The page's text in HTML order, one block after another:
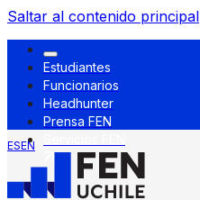
Saltar al contenido principal
Estudiantes
Funcionarios
Headhunter
Prensa FEN
ESEN